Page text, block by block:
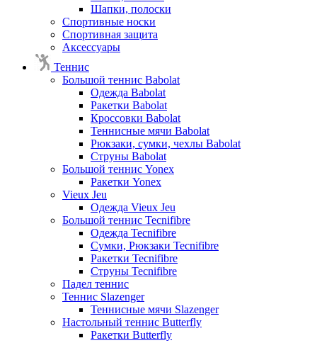
Шапки, полоски
Спортивные носки
Спортивная защита
Аксессуары
Теннис
Большой теннис Babolat
Одежда Babolat
Ракетки Babolat
Кроссовки Babolat
Теннисные мячи Babolat
Рюкзаки, сумки, чехлы Babolat
Струны Babolat
Большой теннис Yonex
Ракетки Yonex
Vieux Jeu
Одежда Vieux Jeu
Большой теннис Tecnifibre
Одежда Tecnifibre
Сумки, Рюкзаки Tecnifibre
Ракетки Tecnifibre
Струны Tecnifibre
Падел теннис
Теннис Slazenger
Теннисные мячи Slazenger
Настольный теннис Butterfly
Ракетки Butterfly